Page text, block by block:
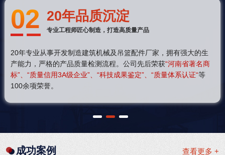
02 20年品质沉淀
专业工程师匠心制造，打造高质量产品
20年专业从事开发制造建筑机械及吊篮配件厂家，拥有强大的生
产能力，严格的产品质量检测流程。公司先后荣获“河南省著名商
标”、“质量信用3A级企业”、“科技成果鉴定”、“质量体系认证“等
100余项荣誉。
1 2 3
查看更多 +
成功案例